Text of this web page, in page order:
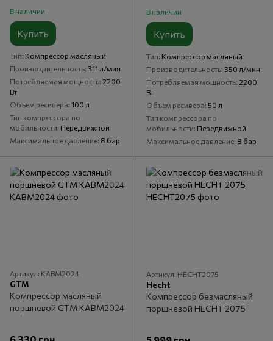
В наличии
Купить
Тип Компрессор масляный
Производительность 311 л/мин
Потребляемая мощность 2200
Вт
Объем ресивера 100 л
Тип компрессора по
мобильности Передвижной
Максимальное давление 8 бар
В наличии
Купить
Тип Компрессор масляный
Производительность 350 л/мин
Потребляемая мощность 2200
Вт
Объем ресивера 50 л
Тип компрессора по
мобильности Передвижной
Максимальное давление 8 бар
Артикул: KABM2024
GTM
Компрессор масляный
поршневой GTM KABM2024
Артикул: HECHT2075
Hecht
Компрессор безмасляный
поршневой HECHT 2075